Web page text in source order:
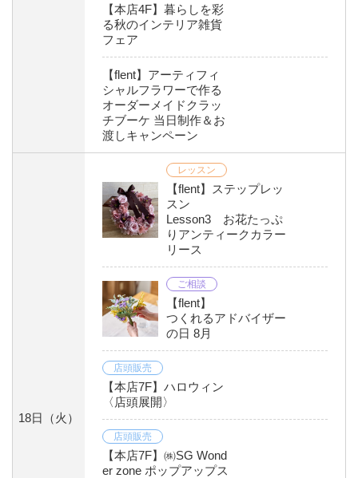
【本店4F】暮らしを彩
る秋のインテリア雑貨
フェア
【flent】アーティフィ
シャルフラワーで作る
オーダーメイドクラッ
チブーケ 当日制作＆お
渡しキャンペーン
18日 （火）
レッスン
【flent】ステップレッ
スン
Lesson3 お花たっぷ
りアンティークカラー
リース
ご相談
【flent】
つくれるアドバイザー
の日 8月
店頭販売
【本店7F】ハロウィン
〈店頭展開〉
店頭販売
【本店7F】㈱SG Wond
er zone ポップアップス